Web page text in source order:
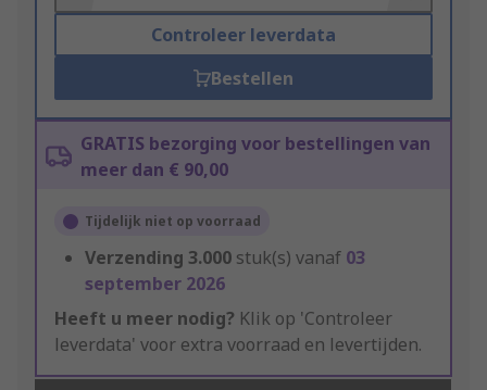
Controleer leverdata
Bestellen
GRATIS bezorging voor bestellingen van
meer dan € 90,00
Tijdelijk niet op voorraad
Verzending 3.000 stuk(s) vanaf 03
september 2026
Heeft u meer nodig? Klik op 'Controleer
leverdata' voor extra voorraad en levertijden.